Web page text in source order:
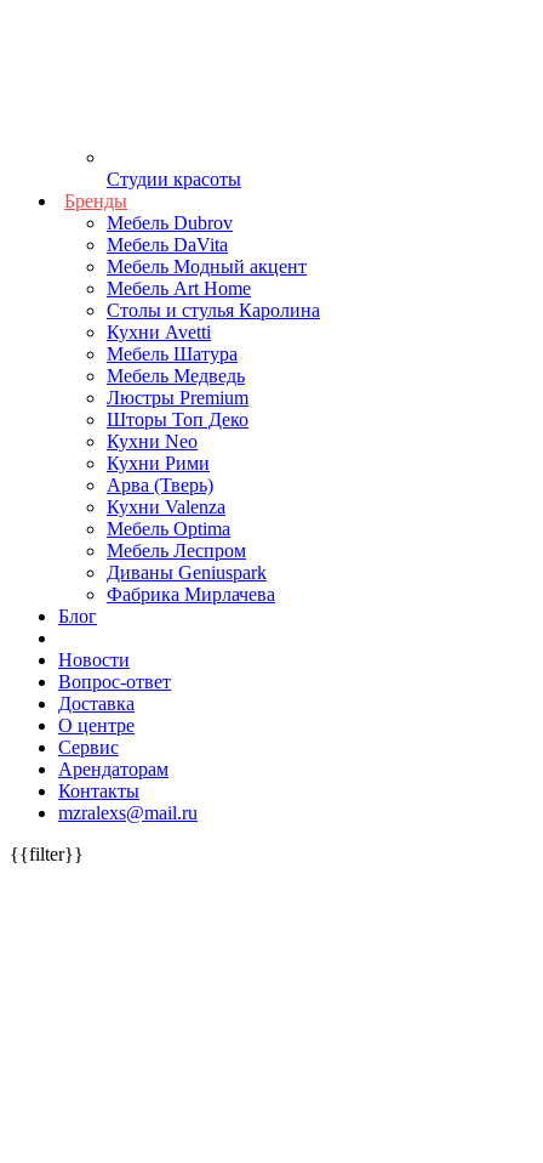
Студии красоты
Бренды
Мебель Dubrov
Мебель DaVita
Мебель Модный акцент
Мебель Art Home
Столы и стулья Каролина
Кухни Avetti
Мебель Шатура
Мебель Медведь
Люстры Premium
Шторы Топ Деко
Кухни Neo
Кухни Рими
Арва (Тверь)
Кухни Valenza
Мебель Optima
Мебель Леспром
Диваны Geniuspark
Фабрика Мирлачева
Блог
Новости
Вопрос-ответ
Доставка
О центре
Сервис
Арендаторам
Контакты
mzralexs@mail.ru
{{filter}}